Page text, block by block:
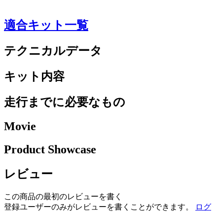
適合キット一覧
テクニカルデータ
キット内容
走行までに必要なもの
Movie
Product Showcase
レビュー
この商品の最初のレビューを書く
登録ユーザーのみがレビューを書くことができます。
ログ